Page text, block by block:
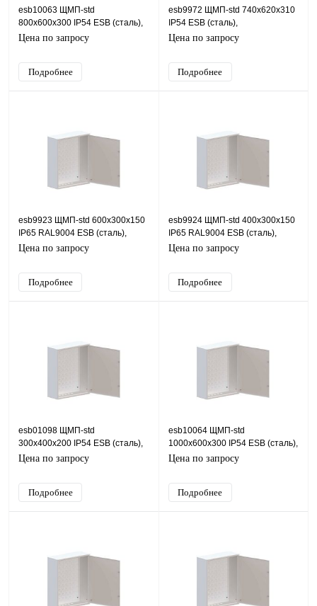
esb10063 ЩМП-std
800х600х300 IP54 ESB (сталь),
IP54, 600х800х300 (ШхВхГ)
Цена по запросу
Подробнее
esb9972 ЩМП-std 740х620х310
IP54 ESB (сталь),
Цена по запросу
Подробнее
esb9923 ЩМП-std 600x300x150
IP65 RAL9004 ESB (сталь),
Цена по запросу
Подробнее
esb9924 ЩМП-std 400x300x150
IP65 RAL9004 ESB (сталь),
Цена по запросу
Подробнее
esb01098 ЩМП-std
300х400х200 IP54 ESB (сталь),
IP54, 400х300х200 (ШхВхГ)
Цена по запросу
Подробнее
esb10064 ЩМП-std
1000х600х300 IP54 ESB (сталь),
IP54, 600х1000х300 (ШхВхГ)
Цена по запросу
Подробнее